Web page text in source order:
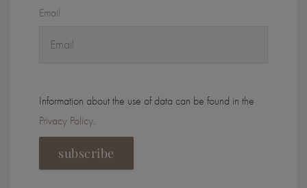
Email
Information about the use of data can be found in the
Privacy Policy.
subscribe